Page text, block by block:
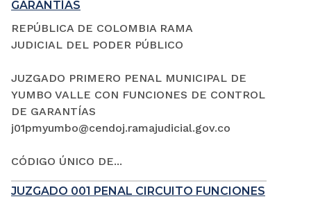
GARANTÍAS
REPÚBLICA DE COLOMBIA RAMA
JUDICIAL DEL PODER PÚBLICO
JUZGADO PRIMERO PENAL MUNICIPAL DE
YUMBO VALLE CON FUNCIONES DE CONTROL
DE GARANTÍAS
j01pmyumbo@cendoj.ramajudicial.gov.co
CÓDIGO ÚNICO DE...
JUZGADO 001 PENAL CIRCUITO FUNCIONES